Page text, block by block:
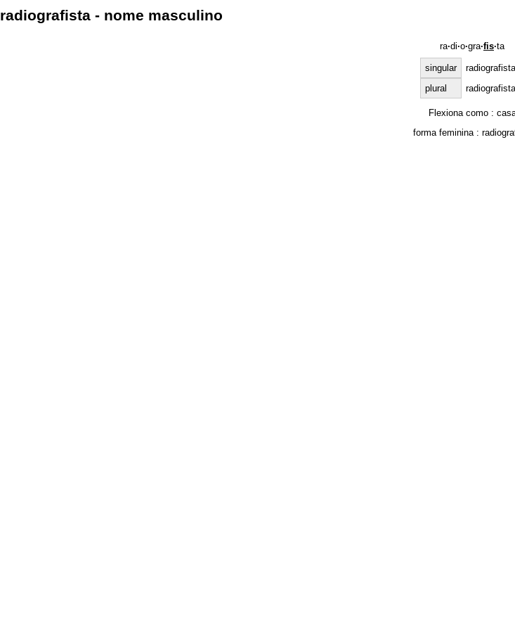
radiografista - nome masculino
ra·di·o·gra·fis·ta
singular
radiografista
plural
Flexiona como :
forma feminina :